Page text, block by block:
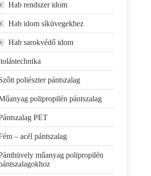
Hab rendszer idom
Hab idom síküvegekhez
Hab sarokvédő idom
poliészter pántszalag
polipropilén pántszalag
PET
– acél pántszalag
műanyag polipropilén